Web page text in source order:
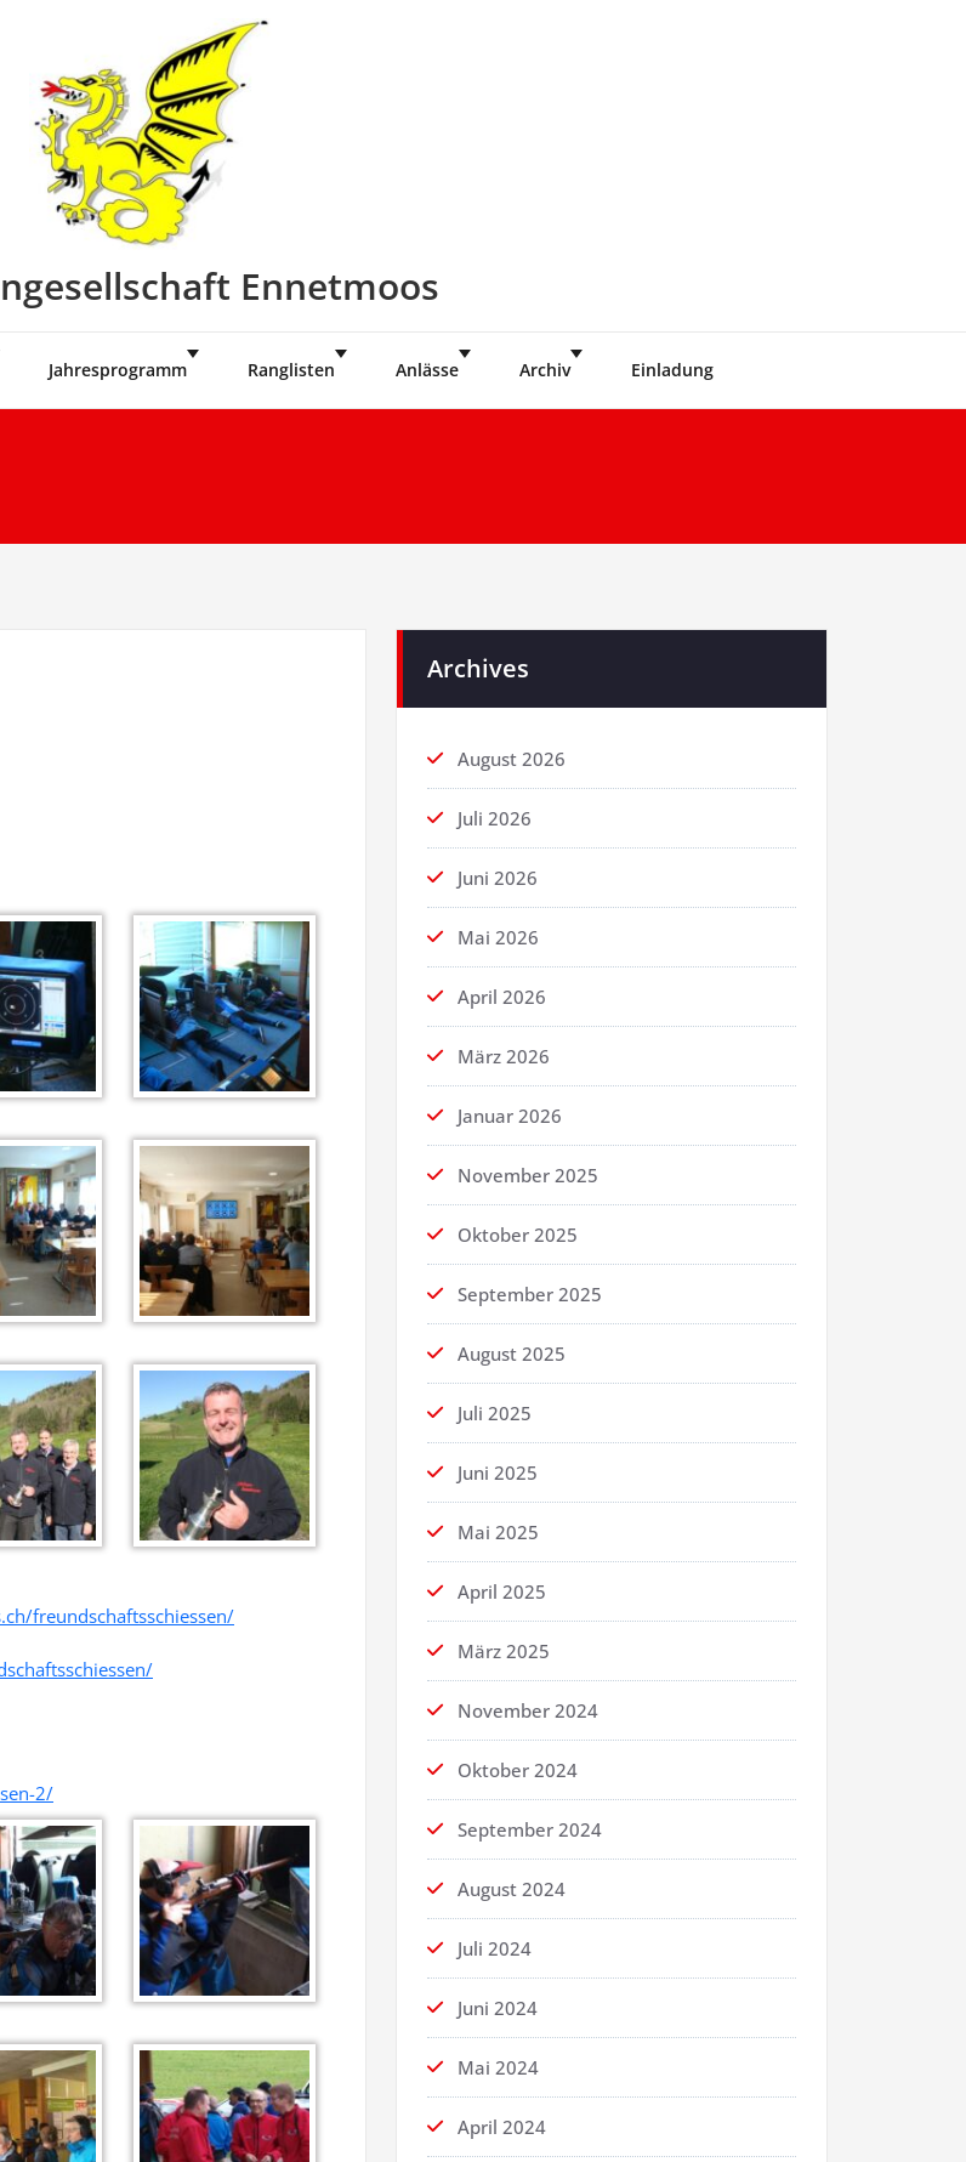
Ennetmoos
Jahresprogramm Ranglisten Anlässe Archiv Einladung
freundschaftsschiessen/
2/
Archives
August 2026
Juli 2026
Juni 2026
Mai 2026
April 2026
März 2026
Januar 2026
November 2025
Oktober 2025
September 2025
August 2025
Juli 2025
Juni 2025
Mai 2025
April 2025
März 2025
November 2024
Oktober 2024
September 2024
August 2024
Juli 2024
Juni 2024
Mai 2024
April 2024